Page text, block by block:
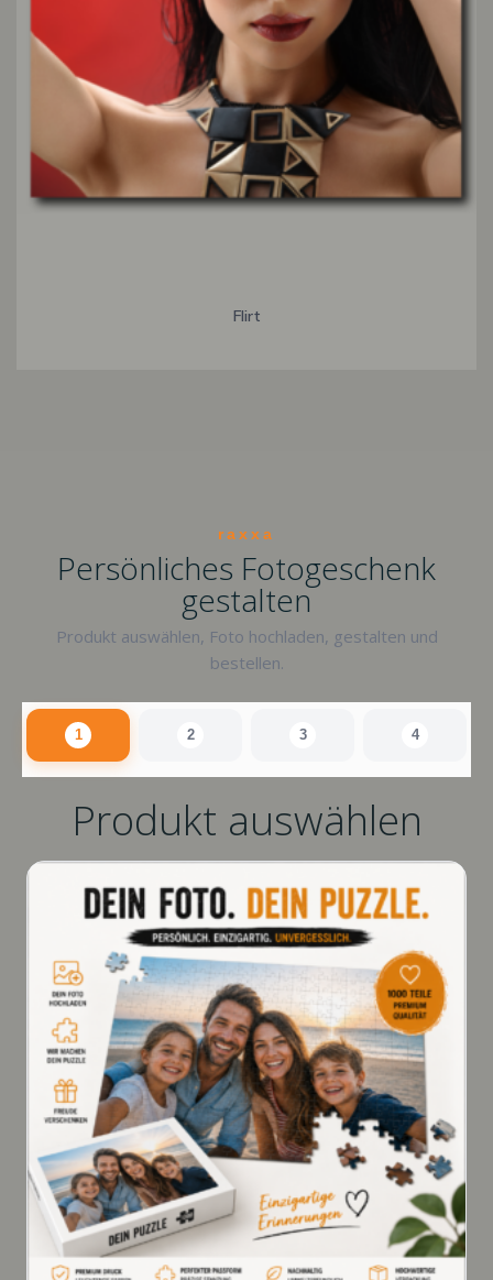
Flirt
raxxa
Persönliches Fotogeschenk
gestalten
Produkt auswählen, Foto hochladen, gestalten und
bestellen.
1 2 3 4
Produkt auswählen